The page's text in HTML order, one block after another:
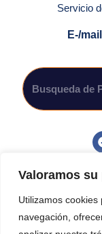
Valoramos su
Utilizamos
navegación,
Servicio
E-/
Todos. Los